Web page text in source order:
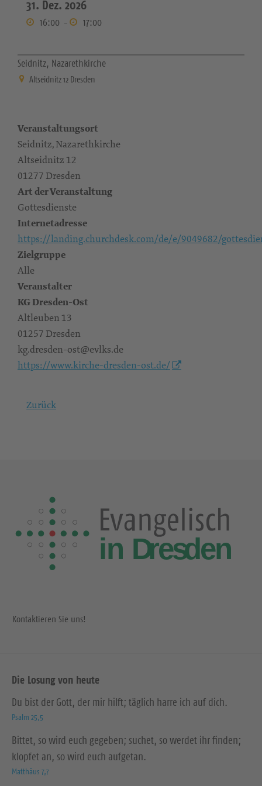
31. Dez. 2026
16:00 - 17:00
Seidnitz, Nazarethkirche
Altseidnitz 12 Dresden
Veranstaltungsort
Seidnitz, Nazarethkirche
Altseidnitz 12
01277 Dresden
Art der Veranstaltung
Gottesdienste
Internetadresse
https://landing.churchdesk.com/de/e/9049682/
Zielgruppe
Alle
Veranstalter
KG Dresden-Ost
Altleuben 13
01257 Dresden
kg.dresden-ost@evlks.de
https://www.kirche-dresden-ost.de/
Zurück
Kontaktieren Sie uns!
Die Losung von heute
Du bist der Gott, der mir hilft; täglich harre ich auf dich.
Psalm 25,5
Bittet, so wird euch gegeben; suchet, so werdet ihr finden;
klopfet an, so wird euch aufgetan.
Matthäus 7,7